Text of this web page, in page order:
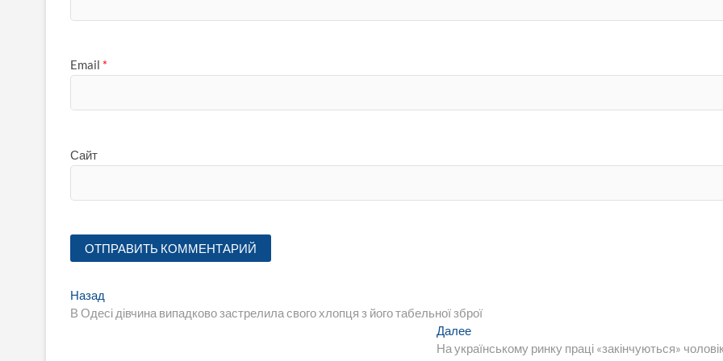
Email *
Сайт
Навигация
по
Назад
запись:
В Одесі дівчина випадково застрелила свого хлопця з його табельної зброї
ДалееСледующая
запись:
На українському ринку праці «закінчуються»